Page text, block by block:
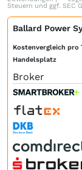
Steuern und ggf. SEC
Ballard Power
Kostenvergleich pro
Handelsplatz
Broker